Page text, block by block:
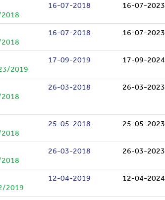
16-07-2018 16-07-2023
16-07-2018 16-07-2023
2019
17-09-2019 17-09-2024
26-03-2018 26-03-2023
25-05-2018 25-05-2023
26-03-2018 26-03-2023
2019
12-04-2019 12-04-2024